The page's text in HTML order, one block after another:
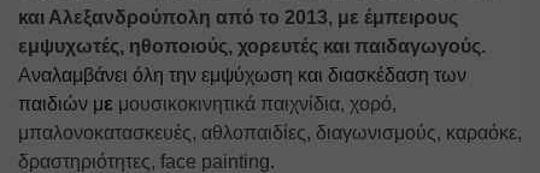
και Αλεξανδρούπολη από το 2013, με έμπειρους
Αναλαμβάνει όλη την εμψύχωση και διασκέδαση των
παιδιών με μουσικοκινητικά παιχνίδια, χορό,
μπαλονοκατασκευές, αθλοπαιδίες, διαγωνισμούς, καραόκε,
δραστηριότητες, face painting.